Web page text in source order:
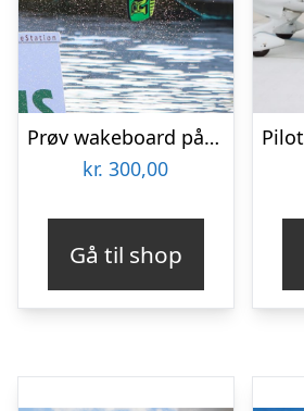
Prøv wakeboard på Aarhus Ø
kr. 300,00
Gå til shop